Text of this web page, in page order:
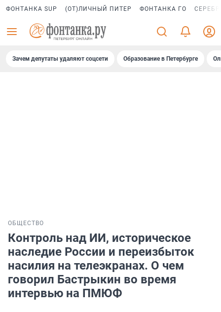
ФОНТАНКА SUP (ОТ)ЛИЧНЫЙ ПИТЕР ФОНТАНКА ГО
Зачем депутаты удаляют соцсети Образование в Петербурге
ОБЩЕСТВО
Контроль над ИИ, историческое
наследие России и переизбыток
насилия на телеэкранах. О чем
говорил Бастрыкин во время
интервью на ПМЮФ